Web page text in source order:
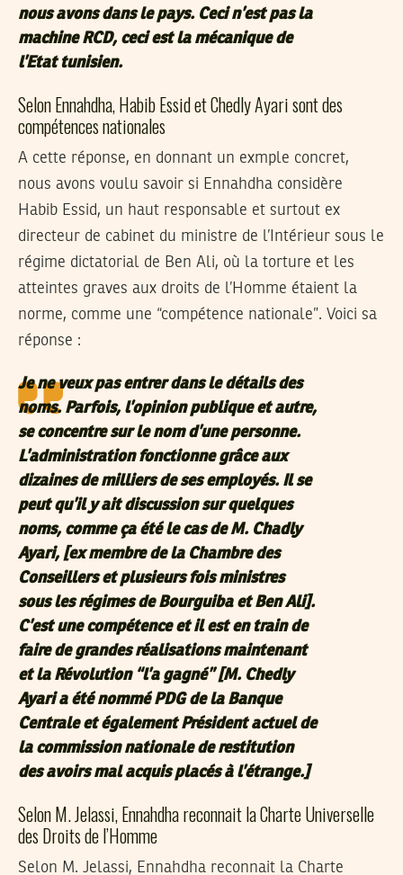
nous avons dans le pays. Ceci n’est pas la
machine RCD, ceci est la mécanique de
l’Etat tunisien.
Selon Ennahdha, Habib Essid et Chedly Ayari sont des
compétences nationales
A cette réponse, en donnant un exmple concret,
nous avons voulu savoir si Ennahdha considère
Habib Essid, un haut responsable et surtout ex
directeur de cabinet du ministre de l’Intérieur sous le
régime dictatorial de Ben Ali, où la torture et les
atteintes graves aux droits de l’Homme étaient la
norme, comme une “compétence nationale”. Voici sa
réponse :
Je ne veux pas entrer dans le détails des
noms. Parfois, l’opinion publique et autre,
se concentre sur le nom d’une personne.
L’administration fonctionne grâce aux
dizaines de milliers de ses employés. Il se
peut qu’il y ait discussion sur quelques
noms, comme ça été le cas de M. Chadly
Ayari, [ex membre de la Chambre des
Conseillers et plusieurs fois ministres
sous les régimes de Bourguiba et Ben Ali].
C’est une compétence et il est en train de
faire de grandes réalisations maintenant
et la Révolution “l’a gagné” [M. Chedly
Ayari a été nommé PDG de la Banque
Centrale et également Président actuel de
la commission nationale de restitution
des avoirs mal acquis placés à l’étrange.]
Selon M. Jelassi, Ennahdha reconnait la Charte Universelle
des Droits de l’Homme
Selon M. Jelassi, Ennahdha reconnait la Charte